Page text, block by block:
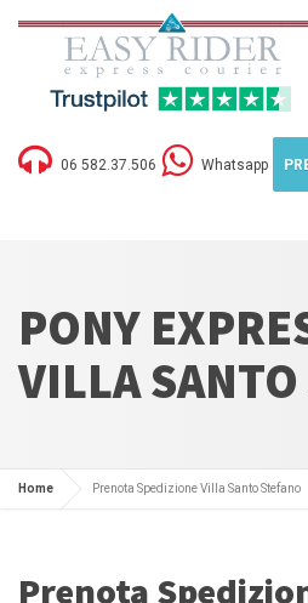
06 582.37.506 Whatsapp
PONY
VILLA
Home Prenota Spedizione Villa Santo Stefano
Prenota